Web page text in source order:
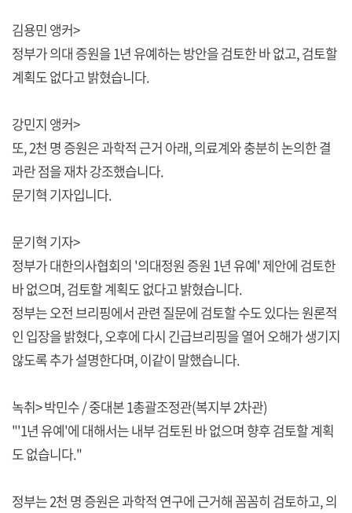
김용민 앵커>
정부가 의대 증원을 1년 유예하는 방안을 검토한 바 없고, 검토할
계획도 없다고 밝혔습니다.
강민지 앵커>
또, 2천 명 증원은 과학적 근거 아래, 의료계와 충분히 논의한 결
과란 점을 재차 강조했습니다.
문기혁 기자입니다.
문기혁 기자>
정부가 대한의사협회의 '의대정원 증원 1년 유예' 제안에 검토한
바 없으며, 검토할 계획도 없다고 밝혔습니다.
정부는 오전 브리핑에서 관련 질문에 검토할 수도 있다는 원론적
인 입장을 밝혔다, 오후에 다시 긴급브리핑을 열어 오해가 생기지
않도록 추가 설명한다며, 이같이 말했습니다.
녹취> 박민수 / 중대본 1총괄조정관(복지부 2차관)
"'1년 유예'에 대해서는 내부 검토된 바 없으며 향후 검토할 계획
도 없습니다."
정부는 2천 명 증원은 과학적 연구에 근거해 꼼꼼히 검토하고, 의